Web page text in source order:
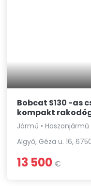
Bobcat S130 -as
kompakt
Jármű • Haszonjármű
Algyő, Géza u. 16,
13 500 €